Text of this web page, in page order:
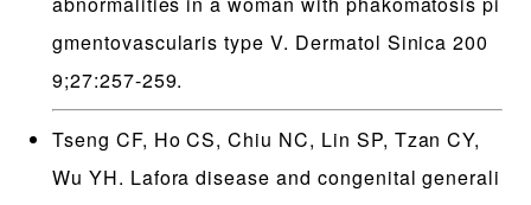
gmentovascularis type V. Dermatol Sinica 200
9;27:257-259.
Tseng CF, Ho CS, Chiu NC, Lin SP, Tzan CY,
Wu YH. Lafora disease and congenital generali